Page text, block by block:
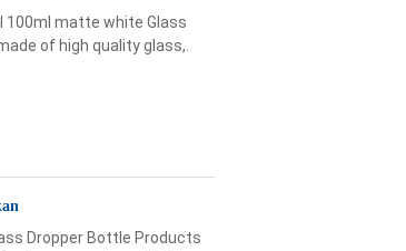
100ml matte white Glass
of high quality glass,.
Dropper Bottle Products